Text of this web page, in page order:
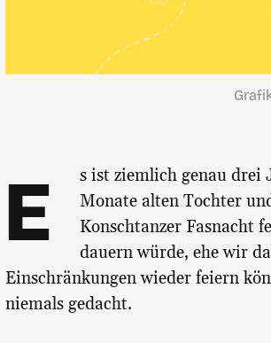
E
s ist ziemlich genau drei
Monate alten Tochter
Konschtanzer Fasnacht
dauern würde, ehe wir
Einschränkungen wieder feiern
niemals gedacht.